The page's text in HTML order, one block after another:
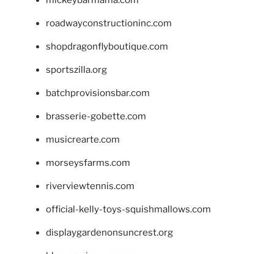
roadwayconstructioninc.com
shopdragonflyboutique.com
sportszilla.org
batchprovisionsbar.com
brasserie-gobette.com
musicrearte.com
morseysfarms.com
riverviewtennis.com
official-kelly-toys-squishmallows.com
displaygardenonsuncrest.org